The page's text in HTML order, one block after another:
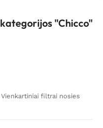
"Chicco"
Vienkartiniai filtrai nosies